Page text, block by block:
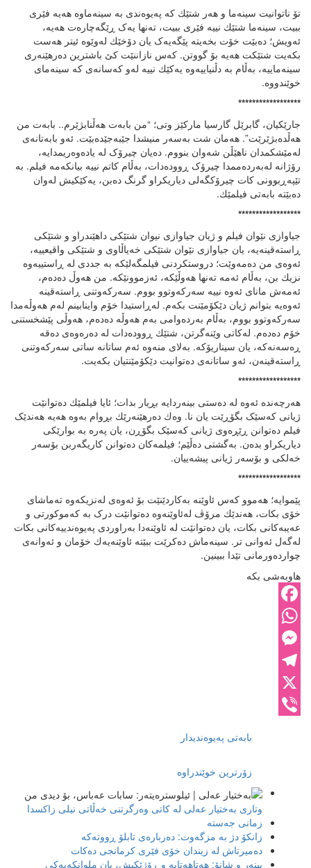
تۆ ناتوانیت سینەما و هەر شتێك کە پەیوەندی بە سینەماوە هەیە فێری
ببیت، سینەما شتێك نییە فێری ببیت، تەنها یەک ڕێگەچارەت هەیە،
ئەویش؛ دەبێت خۆت بخەیتە پێگەیەک یان دۆخێك لەوێوە ئیتر هەست
بکەیت شتێکت هەیە بۆ گووتن. کەس نازاننێت کێ باشترین دەرهێنەری
سینەماییە، بەڵام بە دڵنیاییەوە یەکێك نییە لەو کەسانەی کە سینەمای
خوێندووە.
******************
جارێکیان، گابرێل گارسیا مارکێز وتی؛ “من بابەت هەڵنابژێرم.. بابەت من
هەڵدەبژێرێت”. هەمان شت بەسەر منیشدا جێبەجێدەبێت. ئەو بابەتانەی
لەمێشکمدان ناهێڵن شەوان بنووم. دەیان چیرۆک لە یادەوەریمدایە،
رۆژانە لەبەردەممدا چیرۆک ڕوودەدات، بەڵام کاتم نییە بیانکەمە فیلم. بە
تێپەڕبوونی کات چیرۆکگەلی دیاریکراو گرنگ دەبن، یەکێكیش لەوان
دەبێتە بابەتی فیلمێك.
******************
جیاوازی نێوان فیلم و ژیان جیاوازی نیوان شتێکی داهێندراو و شتێكی
ڕاستەقینەیە، یان جیاوازی نێوان شتێکی خەیاڵاوی و شتێکی واقیعییە،
ئەوەی من دەمەوێت؛ دروستکردنی فیلمگەلێکە بە جددی لە ڕاستییەوە
نزیك بن، بەڵام ئەمە تەنها هەوڵێکە، ئەزموونێکە. من هەوڵ دەدەم،
ئەمەش مانای ئەوە نییە سەرکەوتوو بووم. سەرکەوتنی ڕاستەقینە
ئەوەیە بتوانم ژیان دێکۆمێنت بکەم. لەڕاستیدا خۆم واینابینم لەم هەوڵەمدا
سەرکەوتوو بووم، بەڵام بەردەوامی بەم هەوڵە دەدەم، هەوڵی پێشخستنی
خۆم دەدەم. لەکاتی وێنەگرتن، شتێك ڕوودەدات لە دەرەوەی دەقە
ڕەسەنەکە، یان سیناریۆکە. بەلای منەوە ئەم ساتانە ساتی سەرکەوتنی
ڕاستەقینەن، ئەو ساتانەی دەتوانیت دێکۆمێنتیان بکەیت.
******************
هەرچەندە ئەوە لە دەستی بینەردایە بڕیار بدات؛ ئایا فیلمێك دەتوانێت
ژیانی کەسێک بگۆڕێت یان نا. وەك دەرهێنەرێك بڕوام بەوە هەیە هەندێک
فیلم دەتوانن ڕێڕەوی ژیانی کەسێک بگۆڕن، یان پەرە بە بوارێکی
دیاریکراو بدەن. بەگشتی دەڵێم؛ فیلمەکان دەتوانن کاریگەربن بۆسەر
خەلکی و بۆسەر ژیانی پیشەییان.
******************
پێموایە؛ هەموو کەس ئاوێنە بەکاردێنێت بۆ ئەوەی لەنزیکەوە تەماشای
خۆی بکات، هەندێك مرۆڤ لەئاوێنەوە دەتوانێت درک بە کەموکورتی و
عەیبەکانی بکات، یان دەتوانێت لە ئاوێنەدا بەراوردی پەیوەندییەکانی بکات
لەگەل ئەوانی تر. سینەماش دەکرێت ببێتە ئاوێنەیەك خۆمان و ئەوانەی
چواردەورمانی تێدا ببینین.
هاوبەشی بکە
Facebook
WhatsApp
Messenger
Telegram
X
بابەتی پەیوەندیدار
زۆرترین خوێندراوە
وتاری بەختیار عەلی لە کاتی وەرگرتنی خەڵاتی نیلی زاکسدا
زمانی جەستە
زانکۆ دژ بە مزگەوت: دەربارەى تابلۆ ڕووتەکە
ده‌میرتاش له‌ زیندان خۆی فێری كرمانجی ده‌كات
بینەر و شانۆ: هەتاھەتایە و ڕۆژێکیش، یان ملوانکەیەکی